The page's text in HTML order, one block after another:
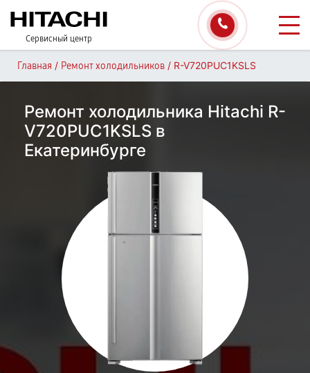
Сервисный центр
Главная / Ремонт холодильников / R-V720PUC1KSLS
Ремонт холодильника Hitachi R-
V720PUC1KSLS в
Екатеринбурге